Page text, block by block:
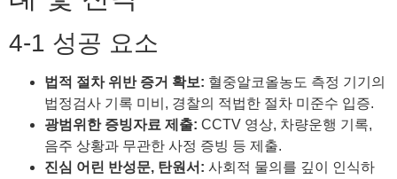
4-1 성공 요소
법적 절차 위반 증거 확보: 혈중알코올농도 측정 기기의
법정검사 기록 미비, 경찰의 적법한 절차 미준수 입증.
광범위한 증빙자료 제출: CCTV 영상, 차량운행 기록,
음주 상황과 무관한 사정 증빙 등 제출.
진심 어린 반성문, 탄원서: 사회적 물의를 깊이 인식하